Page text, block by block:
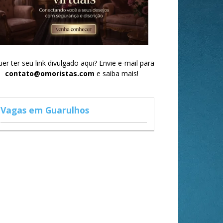
ter seu link divulgado aqui? Envie e-mail para
contato@omoristas.com e saiba mais!
Vagas em Guarulhos